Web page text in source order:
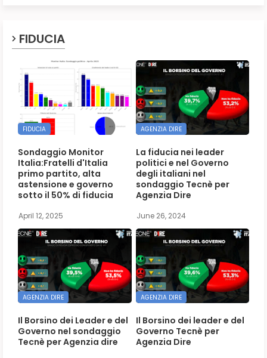
FIDUCIA
FIDUCIA
Sondaggio Monitor
Italia:Fratelli d'Italia
primo partito, alta
astensione e governo
sotto il 50% di fiducia
April 12, 2025
AGENZIA DIRE
La fiducia nei leader
politici e nel Governo
degli italiani nel
sondaggio Tecnè per
Agenzia Dire
June 26, 2024
AGENZIA DIRE
Il Borsino dei Leader e del
Governo nel sondaggio
Tecnè per Agenzia dire
AGENZIA DIRE
Il Borsino dei leader e del
Governo Tecnè per
Agenzia Dire